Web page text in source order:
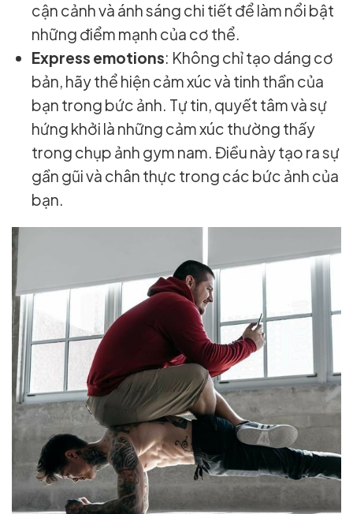
cận cảnh và ánh sáng chi tiết để làm nổi bật
những điểm mạnh của cơ thể.
Express emotions: Không chỉ tạo dáng cơ
bản, hãy thể hiện cảm xúc và tinh thần của
bạn trong bức ảnh. Tự tin, quyết tâm và sự
hứng khởi là những cảm xúc thường thấy
trong chụp ảnh gym nam. Điều này tạo ra sự
gần gũi và chân thực trong các bức ảnh của
bạn.